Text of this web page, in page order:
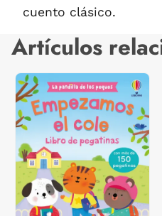
cuento clásico.
Artículos